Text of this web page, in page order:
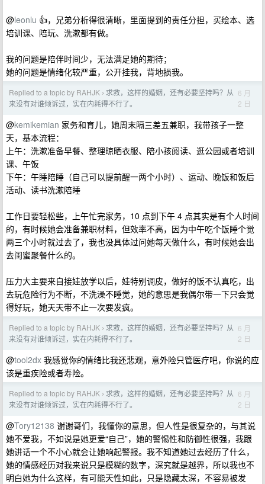
@leonlu 👍，兄弟分析得很清晰，里面提到的责任分担，买绘本、选
培训课、陪玩、洗漱都有做。
我的问题是陪伴时间少，无法满足她的期待；
她的问题是情绪化较严重，公开挂我，背地损我。
Replied to a topic by RAHJK › 求救，这样的婚姻，还有必要坚持吗？从
来没有对谁倾诉过，实在内耗得不行了。
6 月
2 日
@kemikemian 家务和育儿，她周末隔三差五兼职，我带孩子一整
天，基本流程：
上午：洗漱准备早餐、整理晾晒衣服、陪小孩阅读、逛公园或者培训
课、午饭
下午：午睡陪睡（自己可以提前醒一两个小时）、运动、晚饭和饭后
活动、读书洗漱陪睡
工作日要轻松些，上午忙完家务，10 点到下午 4 点其实是有个人时间
的，有时候她会准备兼职材料，但效率不高，因为中午吃个饭睡个觉
两三个小时就过去了，我也没具体过问她每天做什么，有时候她会出
去闺蜜聚餐什么的。
压力大主要来自接娃放学以后，娃特别调皮，做好的饭不认真吃，出
去玩危险行为不断，不洗澡不睡觉，她的意思是我偶尔带一下只会觉
得好玩，她天天带不止一次要发疯。
Replied to a topic by RAHJK › 求救，这样的婚姻，还有必要坚持吗？从
来没有对谁倾诉过，实在内耗得不行了。
6 月
2 日
@tool2dx 我感觉你的情绪比我还悲观，意外险只管医疗吧，你说的应
该是重疾险或者寿险。
Replied to a topic by RAHJK › 求救，这样的婚姻，还有必要坚持吗？从
来没有对谁倾诉过，实在内耗得不行了。
6 月
2 日
@Tory12138 谢谢哥们，我懂你的意思，但人性是很复杂的，与其说
她不爱我，不如说是她更爱“自己”，她的警惕性和防御性很强，我跟
她讲话一个不小心就会让她响起警报。我不知道她过去经历了什么，
她的情感经历对我来说只是模糊的数字，深究就是越界，所以我也不
明白她为什么这样，有可能天性如此，只是隐藏太深，不容易被发